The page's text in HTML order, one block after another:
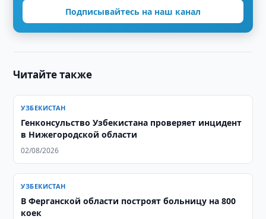
Подписывайтесь на наш канал
Читайте также
УЗБЕКИСТАН
Генконсульство Узбекистана проверяет инцидент
в Нижегородской области
02/08/2026
УЗБЕКИСТАН
В Ферганской области построят больницу на 800
коек